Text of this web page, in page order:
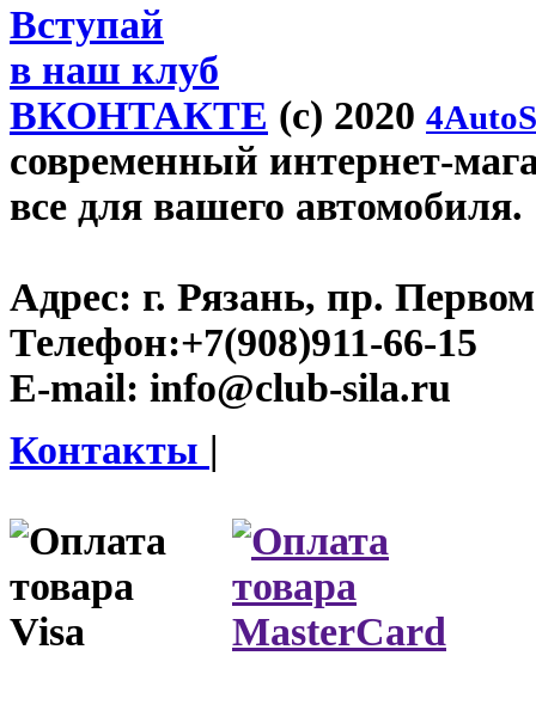
Вступай
в наш клуб
ВКОНТАКТЕ (c) 2020
современный интернет-
все для вашего автомобиля.
Адрес: г. Рязань, пр.
Телефон:+7(908)911-66-15
E-mail: info@club-sila.ru
Контакты |